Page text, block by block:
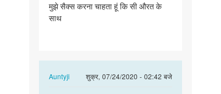
मुझे
सैक्स
मुझे सैक्स करना चाहता हूं कि सी औरत के
साथ
Auntyji
शुक्र, 07/24/2020 - 02:42 बजे
In